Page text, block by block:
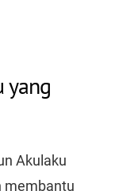
yang
Akulaku
membantu